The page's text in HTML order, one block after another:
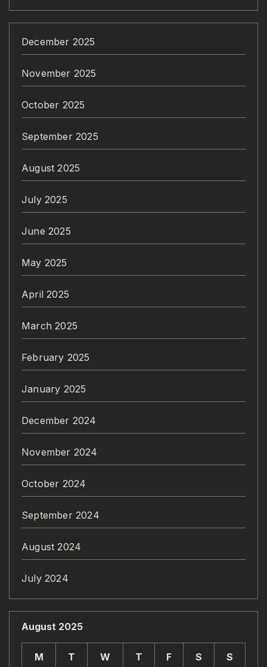
December 2025
November 2025
October 2025
September 2025
August 2025
July 2025
June 2025
May 2025
April 2025
March 2025
February 2025
January 2025
December 2024
November 2024
October 2024
September 2024
August 2024
July 2024
August 2025
M T W T F S S